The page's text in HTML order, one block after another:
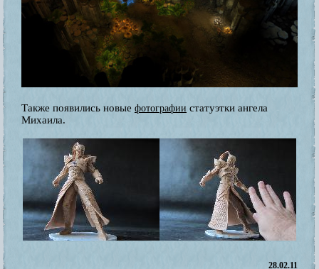
Также появились новые фотографии статуэтки ангела
Михаила.
28.02.11